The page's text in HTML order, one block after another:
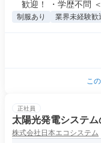
歓迎！ ・学歴不問 ＜
制服あり 業界未経験歓
こ
正社員
太陽光発電システ
株式会社日本エコシステム